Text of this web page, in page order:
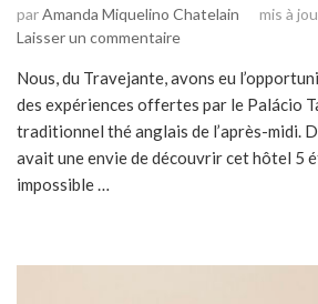
parAmanda Miquelino Chatelain mis à
Laisser un commentairesur
Tangará :
expérience
du
thé
Nous, du Travejante, avons eu
des expériences offertes par le Palácio
traditionnel thé anglais de l’après-midi.
avait une envie de découvrir cet hôtel 5
impossible …